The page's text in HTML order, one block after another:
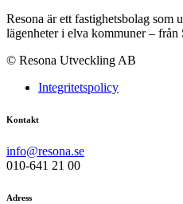
Resona är ett fastighetsbolag
lägenheter i elva kommuner –
© Resona Utveckling AB
Integritetspolicy
Kontakt
info@resona.se
010-641 21 00
Adress